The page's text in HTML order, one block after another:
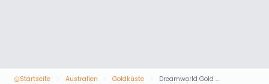
Startseite Australien Goldküste Dreamworld Gold Coast Australien